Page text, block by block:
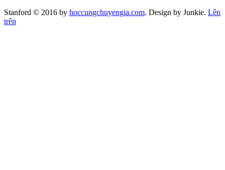
Stanford © 2016 by hoccungchuyengia.com. Design by Junkie. Lên
trên